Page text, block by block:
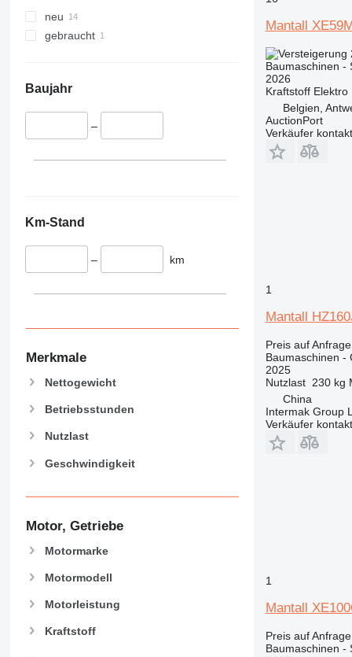
349
350
390
395
430
432
907
908
914
918
930
931
953
955
Vibromax
neu
gebraucht
Baujahr
–
Km-Stand
– km
Merkmale
Nettogewicht
Betriebsstunden
Nutzlast
Geschwindigkeit
Motor, Getriebe
Motormarke
Motormodell
Motorleistung
Kraftstoff
Mantall
Baumaschinen -
2026
Kraftstoff Elektro
Belgien,
AuctionPort
Verkäufer
1
Mantall
Preis auf Anfrage
Baumaschinen -
2025
Nutzlast 230 kg
China
Intermak Group
Verkäufer
1
Mantall
Preis auf Anfrage
Baumaschinen -